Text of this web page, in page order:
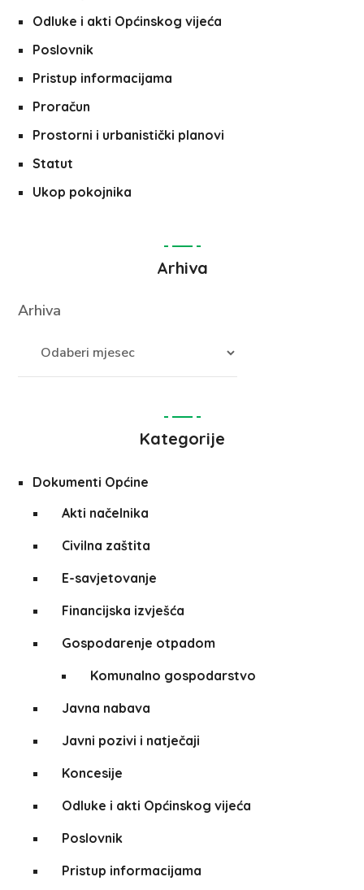
Odluke i akti Općinskog vijeća
Poslovnik
Pristup informacijama
Proračun
Prostorni i urbanistički planovi
Statut
Ukop pokojnika
Arhiva
Arhiva
Kategorije
Dokumenti Općine
Akti načelnika
Civilna zaštita
E-savjetovanje
Financijska izvješća
Gospodarenje otpadom
Komunalno gospodarstvo
Javna nabava
Javni pozivi i natječaji
Koncesije
Odluke i akti Općinskog vijeća
Poslovnik
Pristup informacijama